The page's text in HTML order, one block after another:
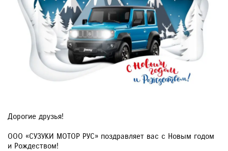
Дорогие друзья!
ООО «СУЗУКИ МОТОР РУС» поздравляет вас с Новым годом
и Рождеством!